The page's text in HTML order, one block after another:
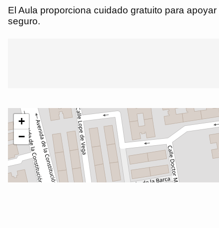
El Aula proporciona cuidado gratuito para
seguro.